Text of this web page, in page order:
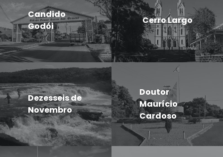
Candido
Godói
Cerro Largo
Dezesseis de
Novembro
Doutor
Maurício
Cardoso